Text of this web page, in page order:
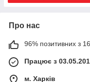
Про нас
96% позитивних з
Працює з
м. Харків